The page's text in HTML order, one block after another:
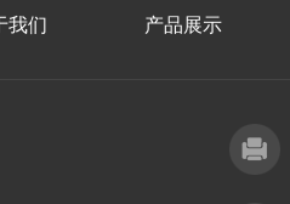
我们 产品展示